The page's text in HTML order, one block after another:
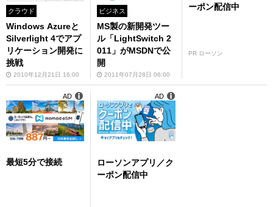
クラウド
Windows Azureと
Silverlight 4でアプ
リケーション開発に
挑戦
2010年12月21日 16:00
ビジネス
MS製の新開発ツー
ル「LightSwitch 2
011」がMSDNで公
開
2011年07月28日 06:00
ーポン配信中
PR ローソン
最短5分で接続
AD
ローソンアプリ／ク
ーポン配信中
AD